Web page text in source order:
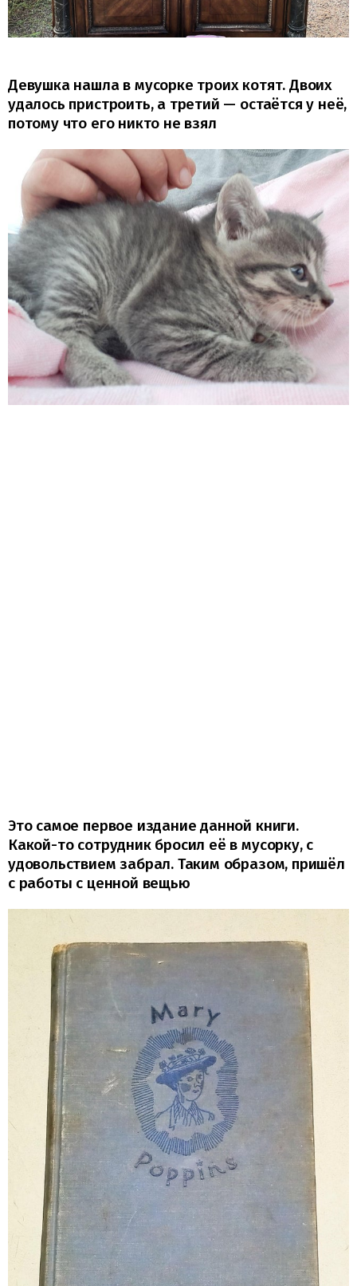
Девушка нашла в мусорке троих котят. Двоих
удалось пристроить, а третий — остаётся у неё,
потому что его никто не взял
Это самое первое издание данной книги.
Какой-то сотрудник бросил её в мусорку, с
удовольствием забрал. Таким образом, пришёл
с работы с ценной вещью